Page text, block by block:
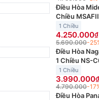
Điều Hòa
Chiều
1 Chiều
4.250.000
5.690.000-
Điều Hòa
1 Chiều NS-
1 Chiều
3.990.000
4.790.000-
Điều Hòa